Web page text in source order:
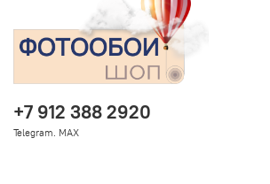
+7 912 388 2920
Telegram. MAX